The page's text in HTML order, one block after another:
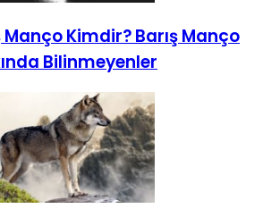
Manço Kimdir? Barış Manço
Bilinmeyenler